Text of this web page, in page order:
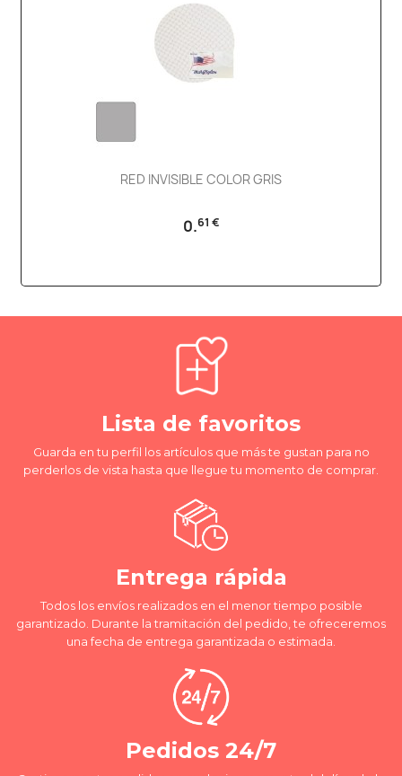
RED INVISIBLE COLOR GRIS
0.61 €
Lista de favoritos
Guarda en tu perfil los artículos que más te gustan para no
perderlos de vista hasta que llegue tu momento de comprar.
Entrega rápida
Todos los envíos realizados en el menor tiempo posible
garantizado. Durante la tramitación del pedido, te ofreceremos
una fecha de entrega garantizada o estimada.
Pedidos 24/7